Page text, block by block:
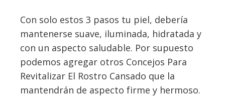
Con solo estos 3 pasos tu piel, debería
mantenerse suave, iluminada, hidratada y
con un aspecto saludable. Por supuesto
podemos agregar otros Concejos Para
Revitalizar El Rostro Cansado que la
mantendrán de aspecto firme y hermoso.